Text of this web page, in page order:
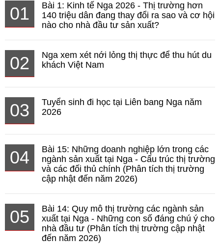
01
Bài 1: Kinh tế Nga 2026 - Thị trường hơn
140 triệu dân đang thay đổi ra sao và cơ hội
nào cho nhà đầu tư sản xuất?
02
Nga xem xét nới lỏng thị thực để thu hút du
khách Việt Nam
03
Tuyển sinh đi học tại Liên bang Nga năm
2026
04
Bài 15: Những doanh nghiệp lớn trong các
ngành sản xuất tại Nga - Cấu trúc thị trường
và các đối thủ chính (Phân tích thị trường
cập nhật đến năm 2026)
05
Bài 14: Quy mô thị trường các ngành sản
xuất tại Nga - Những con số đáng chú ý cho
nhà đầu tư (Phân tích thị trường cập nhật
đến năm 2026)